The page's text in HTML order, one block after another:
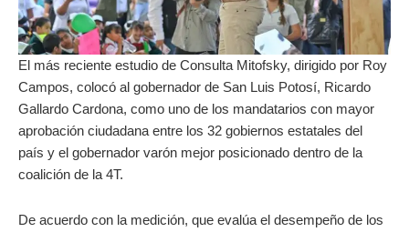
El más reciente estudio de Consulta Mitofsky, dirigido por Roy
Campos, colocó al gobernador de San Luis Potosí, Ricardo
Gallardo Cardona, como uno de los mandatarios con mayor
aprobación ciudadana entre los 32 gobiernos estatales del
país y el gobernador varón mejor posicionado dentro de la
coalición de la 4T.
De acuerdo con la medición, que evalúa el desempeño de los